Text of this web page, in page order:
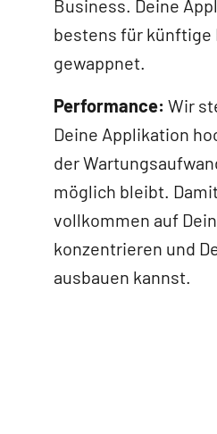
Business. Deine
bestens für künftige
gewappnet.
Performance: Wir
Deine Applikation
der
möglich bleibt.
vollkommen auf
konzentrieren und
ausbauen kannst.